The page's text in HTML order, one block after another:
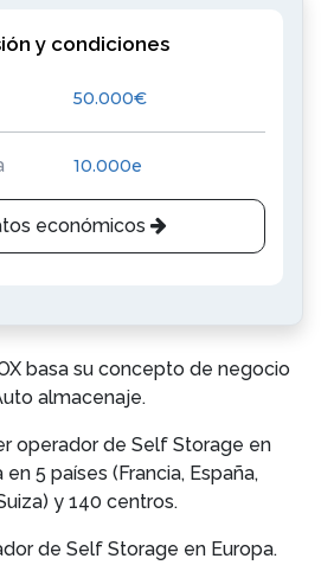
y condiciones
50.000€
10.000e
económicos
basa su concepto de negocio
almacenaje.
operador de Self Storage en
5 países (Francia, España,
y 140 centros.
de Self Storage en Europa.